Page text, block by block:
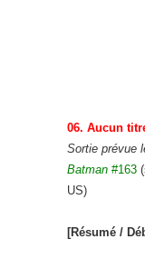
06. Aucun
Sortie prévue
Batman #163
US)
[Résumé /